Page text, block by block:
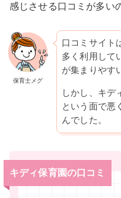
感じさせる口コミが多い
保育士メグ
口コミサイト
多く利用して
が集まりやす
しかし、キデ
という面で悪
んでした。
キディ保育園の口コミ